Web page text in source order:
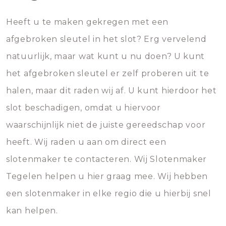
Heeft u te maken gekregen met een
afgebroken sleutel in het slot? Erg vervelend
natuurlijk, maar wat kunt u nu doen? U kunt
het afgebroken sleutel er zelf proberen uit te
halen, maar dit raden wij af. U kunt hierdoor het
slot beschadigen, omdat u hiervoor
waarschijnlijk niet de juiste gereedschap voor
heeft. Wij raden u aan om direct een
slotenmaker te contacteren. Wij Slotenmaker
Tegelen helpen u hier graag mee. Wij hebben
een slotenmaker in elke regio die u hierbij snel
kan helpen.